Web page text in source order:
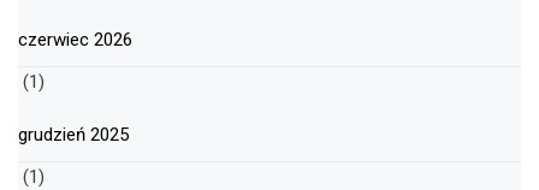
czerwiec 2026
(1)
grudzień 2025
(1)